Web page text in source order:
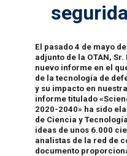
El pasado 4 de mayo
adjunto de la OTAN,
nuevo informe en el
de la tecnología de
y su impacto en
informe titulado
2020-2040» ha sido
de Ciencia y
ideas de unos 6.000
analistas de la red de
documento